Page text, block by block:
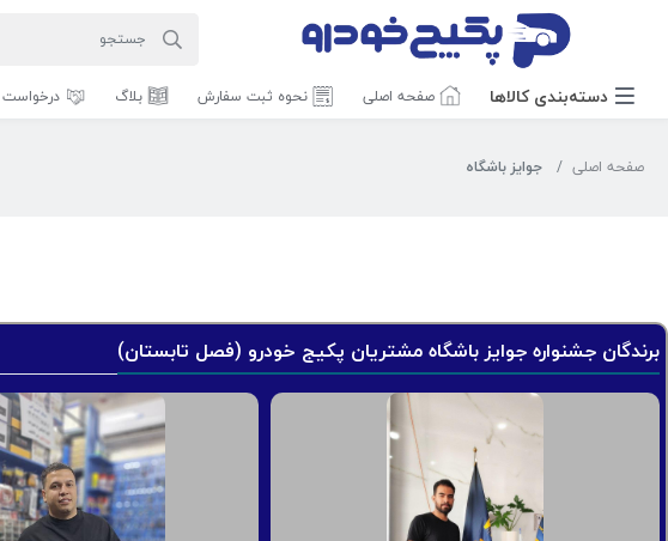
دسته‌بندی‌ کالاها صفحه اصلی نحوه ثبت سفارش بلاگ
صفحه اصلی جوایز باشگاه
برندگان جشنواره جوایز باشگاه مشتریان پکیج خودرو (فصل تابستان)